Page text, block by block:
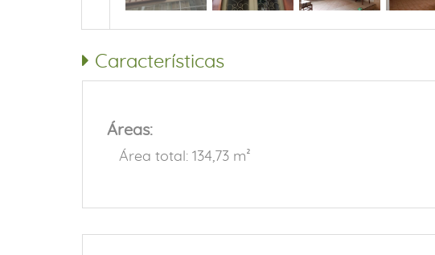
Características
Áreas:
Área total: 134,73 m²